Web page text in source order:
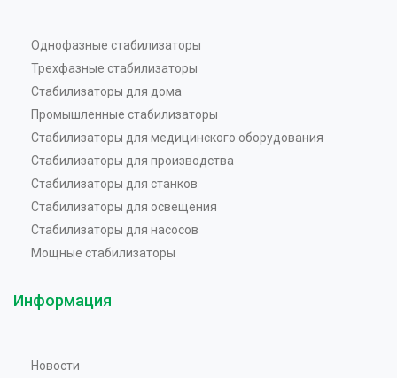
Однофазные стабилизаторы
Трехфазные стабилизаторы
Стабилизаторы для дома
Промышленные стабилизаторы
Стабилизаторы для медицинского оборудования
Стабилизаторы для производства
Стабилизаторы для станков
Стабилизаторы для освещения
Стабилизаторы для насосов
Мощные стабилизаторы
Информация
Новости